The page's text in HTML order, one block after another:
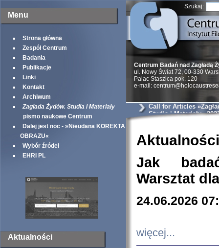
Menu
Strona główna
Zespół Centrum
Badania
Publikacje
Linki
Kontakt
Archiwum
Zagłada Żydów. Studia i Materiały
pismo naukowe Centrum
Dalej jest noc - »Nieudana KOREKTA
OBRAZU«
Wybór źródeł
EHRI PL
Aktualności
Szukaj:
Centrum Badań nad Zagładą
ul. Nowy Świat 72, 00-330
Palac Staszica pok. 120
e-mail:
Call for Articles
Studia i Materiały«
Aktualności
Jak
Warsztat
24.06.2026
więcej...